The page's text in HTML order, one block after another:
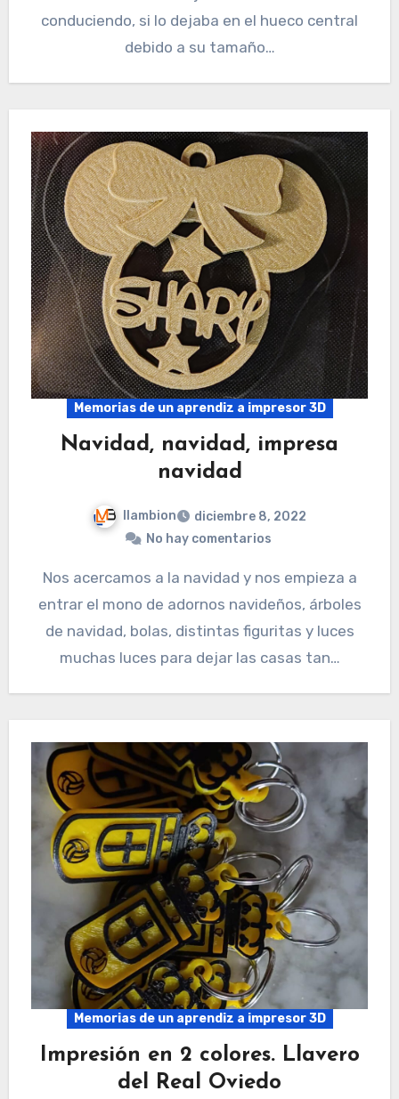
conduciendo, si lo dejaba en el hueco central
debido a su tamaño…
Memorias de un aprendiz a impresor 3D
Navidad, navidad, impresa
navidad
llambion
diciembre 8, 2022
No hay comentarios
Nos acercamos a la navidad y nos empieza a
entrar el mono de adornos navideños, árboles
de navidad, bolas, distintas figuritas y luces
muchas luces para dejar las casas tan…
Memorias de un aprendiz a impresor 3D
Impresión en 2 colores. Llavero
del Real Oviedo